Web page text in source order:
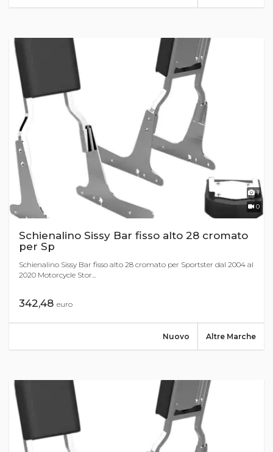
1
0
Schienalino Sissy Bar fisso alto 28 cromato
per Sp
Schienalino Sissy Bar fisso alto 28 cromato per Sportster dal 2004 al
2020 Motorcycle Stor...
342,48 euro
Altre Marche
Nuovo